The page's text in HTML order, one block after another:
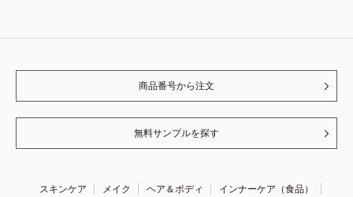
商品番号から注文
無料サンプルを探す
スキンケア メイク ヘア＆ボディ
インナーケア（食品）